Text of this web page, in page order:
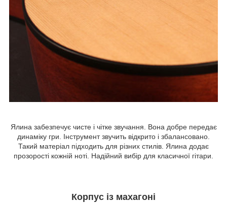
Ялина забезпечує чисте і чітке звучання. Вона добре передає
динаміку гри. Інструмент звучить відкрито і збалансовано.
Такий матеріал підходить для різних стилів. Ялина додає
прозорості кожній ноті. Надійний вибір для класичної гітари.
Корпус із махагоні